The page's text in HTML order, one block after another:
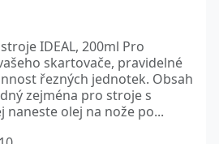
IDEAL, 200ml Pro
skartovače, pravidelné
řezných jednotek. Obsah
zejména pro stroje s
naneste olej na nože po...